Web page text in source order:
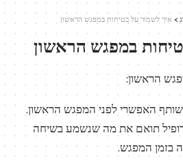
> איך לשמור על בטיחות במפגש הראשון
במפגש הראשון
הראשון:
האפשרי לפני המפגש הראשון.
תואם את מה שנשמע בשיחה
בזמן המפגש.